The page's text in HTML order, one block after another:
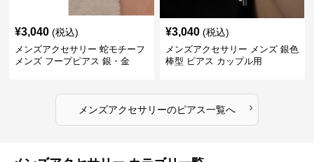
¥3,040 (税込)
メンズアクセサリー 蛇モチーフ
メンズ フープピアス 銀・金
¥3,040 (税込)
メンズアクセサリー メンズ 銀色
棒型 ピアス カップル用
メンズアクセサリーのピアス一覧へ ›